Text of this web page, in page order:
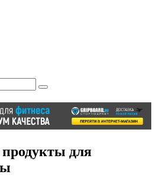
для